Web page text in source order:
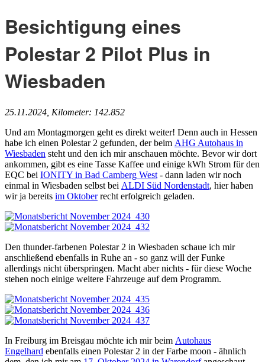
Besichtigung eines
Polestar 2 Pilot Plus in
Wiesbaden
25.11.2024, Kilometer: 142.852
Und am Montagmorgen geht es direkt weiter! Denn auch in Hessen
habe ich einen Polestar 2 gefunden, der beim AHG Autohaus in
Wiesbaden steht und den ich mir anschauen möchte. Bevor wir dort
ankommen, gibt es eine Tasse Kaffee und einige kWh Strom für den
EQC bei IONITY in Bad Camberg West - dann laden wir noch
einmal in Wiesbaden selbst bei ALDI Süd Nordenstadt, hier haben
wir ja bereits im Oktoberrecht erfolgreich geladen.
Den thunder-farbenen Polestar 2 in Wiesbaden schaue ich mir
anschließend ebenfalls in Ruhe an - so ganz will der Funke
allerdings nicht überspringen. Macht aber nichts - für diese Woche
stehen noch einige weitere Fahrzeuge auf dem Programm.
In Freiburg im Breisgau möchte ich mir beim Autohaus
Engelhard ebenfalls einen Polestar 2 in der Farbe moon - ähnlich